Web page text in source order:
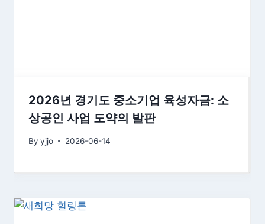
2026년 경기도 중소기업 육성자금: 소
상공인 사업 도약의 발판
By yjjo 2026-06-14